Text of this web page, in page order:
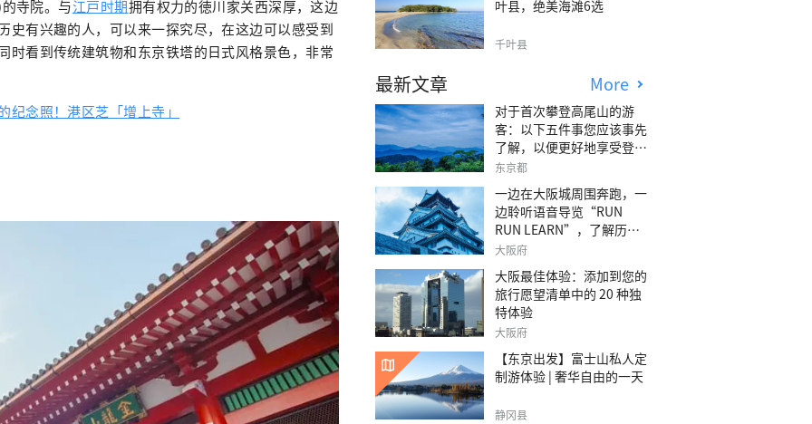
寺院。与江戸时期拥有权力的徳川家关西深厚，这边
史有兴趣的人，可以来一探究尽，在这边可以感受到
时看到传统建筑物和东京铁塔的日式风格景色，非常
纪念照！港区芝「增上寺」
叶县，绝美海滩6选
千叶县
最新文章 More
对于首次攀登高尾山的游
客：以下五件事您应该事先
了解，以便更好地享受登山
之旅。
东京都
一边在大阪城周围奔跑，一
边聆听语音导览“RUN
RUN LEARN”，了解历
史。
大阪府
大阪最佳体验：添加到您的
旅行愿望清单中的 20 种独
特体验
大阪府
【东京出发】富士山私人定
制游体验 | 奢华自由的一天
静冈县